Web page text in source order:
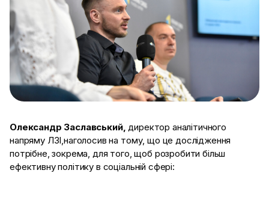
Олександр Заславський, директор аналітичного
напряму ЛЗІ,наголосив на тому, що це дослідження
потрібне, зокрема, для того, щоб розробити більш
ефективну політику в соціальній сфері: